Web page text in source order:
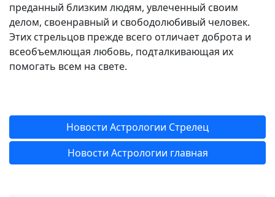
преданный близким людям, увлеченный своим
делом, своенравный и свободолюбивый человек.
Этих стрельцов прежде всего отличает доброта и
всеобъемлющая любовь, подталкивающая их
помогать всем на свете.
Новости Астрологии Стрелец
Новости Астрологии главная